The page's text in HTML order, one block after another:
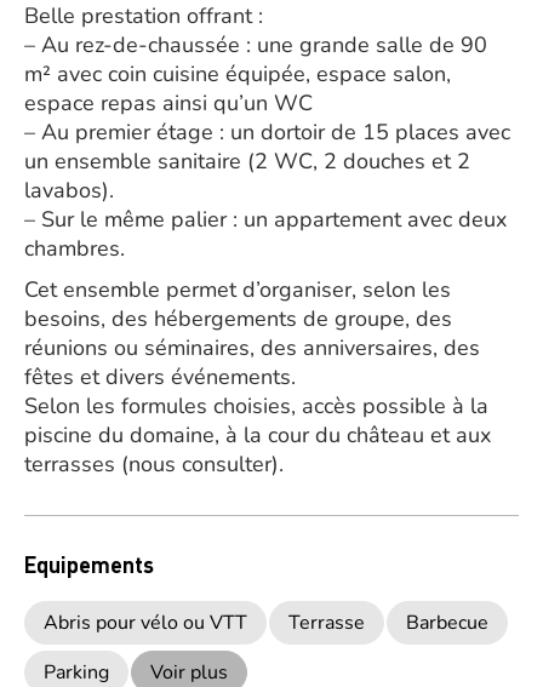
Belle prestation offrant :
– Au rez-de-chaussée : une grande salle de 90
m² avec coin cuisine équipée, espace salon,
espace repas ainsi qu’un WC
– Au premier étage : un dortoir de 15 places avec
un ensemble sanitaire (2 WC, 2 douches et 2
lavabos).
– Sur le même palier : un appartement avec deux
chambres.
Cet ensemble permet d’organiser, selon les
besoins, des hébergements de groupe, des
réunions ou séminaires, des anniversaires, des
fêtes et divers événements.
Selon les formules choisies, accès possible à la
piscine du domaine, à la cour du château et aux
terrasses (nous consulter).
Equipements
Abris pour vélo ou VTT Terrasse
Barbecue
Parking
Voir plus